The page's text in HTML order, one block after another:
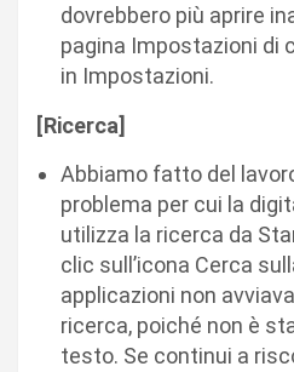
dovrebbero più aprire
pagina Impostazioni di
in Impostazioni.
[Ricerca]
Abbiamo fatto del
problema per cui la
utilizza la ricerca da
clic sull’icona Cerca
applicazioni non
ricerca, poiché non è
testo. Se continui a